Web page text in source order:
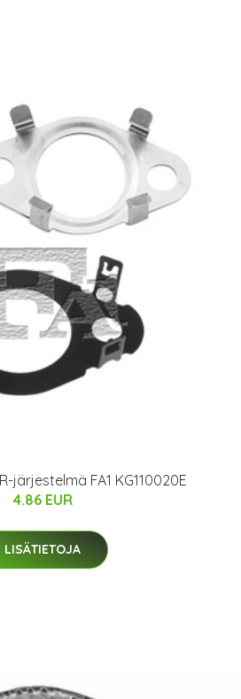
järjestelmä FA1 KG110020E
4.86 EUR
LISÄTIETOJA